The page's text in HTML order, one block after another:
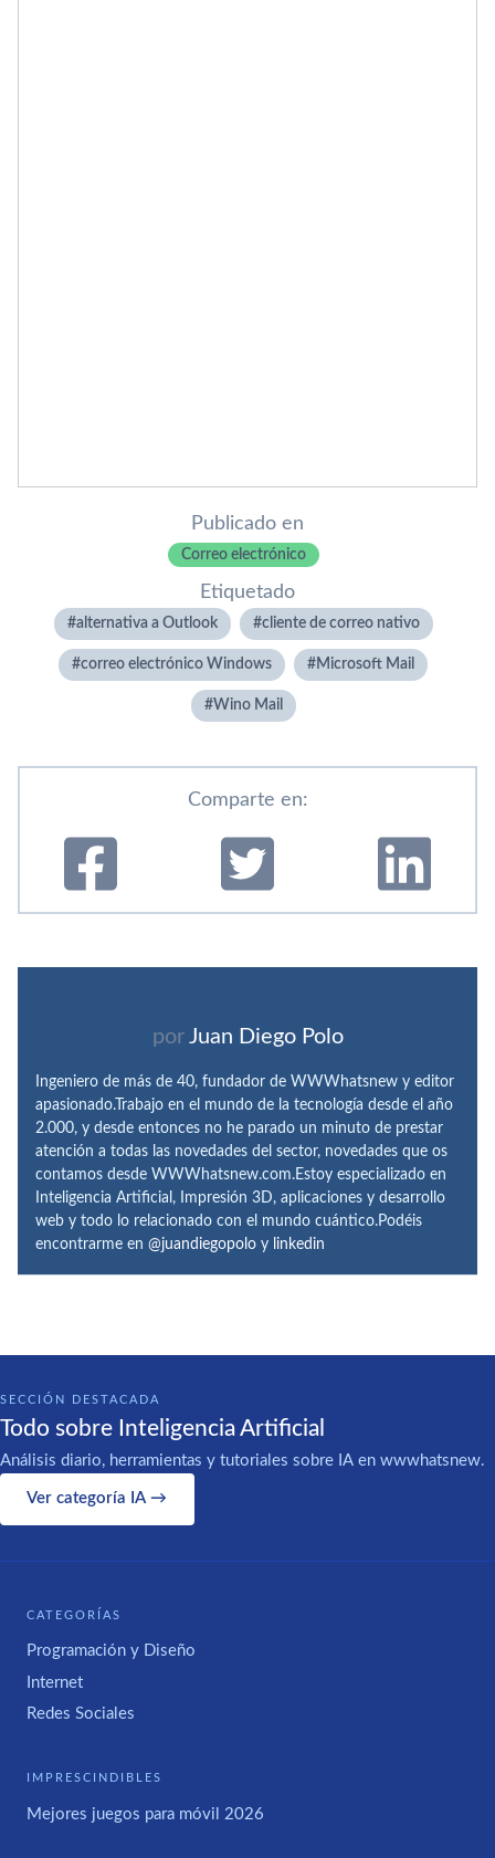
Publicado en
Correo electrónico
Etiquetado
alternativa a Outlook cliente de correo nativo
correo electrónico Windows Microsoft Mail
Wino Mail
Comparte en:
por Juan Diego Polo
Ingeniero de más de 40, fundador de WWWhatsnew y editor
apasionado.Trabajo en el mundo de la tecnología desde el año
2.000, y desde entonces no he parado un minuto de prestar
atención a todas las novedades del sector, novedades que os
contamos desde WWWhatsnew.com.Estoy especializado en
Inteligencia Artificial, Impresión 3D, aplicaciones y desarrollo
web y todo lo relacionado con el mundo cuántico.Podéis
encontrarme en @juandiegopolo y linkedin
SECCIÓN DESTACADA
Todo sobre Inteligencia Artificial
Análisis diario, herramientas y tutoriales sobre IA en wwwhatsnew.
Ver categoría IA →
CATEGORÍAS
Programación y Diseño
Internet
Redes Sociales
IMPRESCINDIBLES
Mejores juegos para móvil 2026